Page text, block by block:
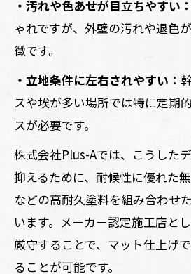
・汚れや色あせが目立ちやすい：
ゃれですが、外壁の汚れや退色
徴です。
・立地条件に左右されやすい：
スや埃が多い場所では特に定期
スが必要です。
株式会社Plus-Aでは、こうした
抑えるために、耐候性に優れた
などの高耐久塗料を組み合わせ
います。メーカー認定施工店と
厳守することで、マット仕上げ
ることが可能です。